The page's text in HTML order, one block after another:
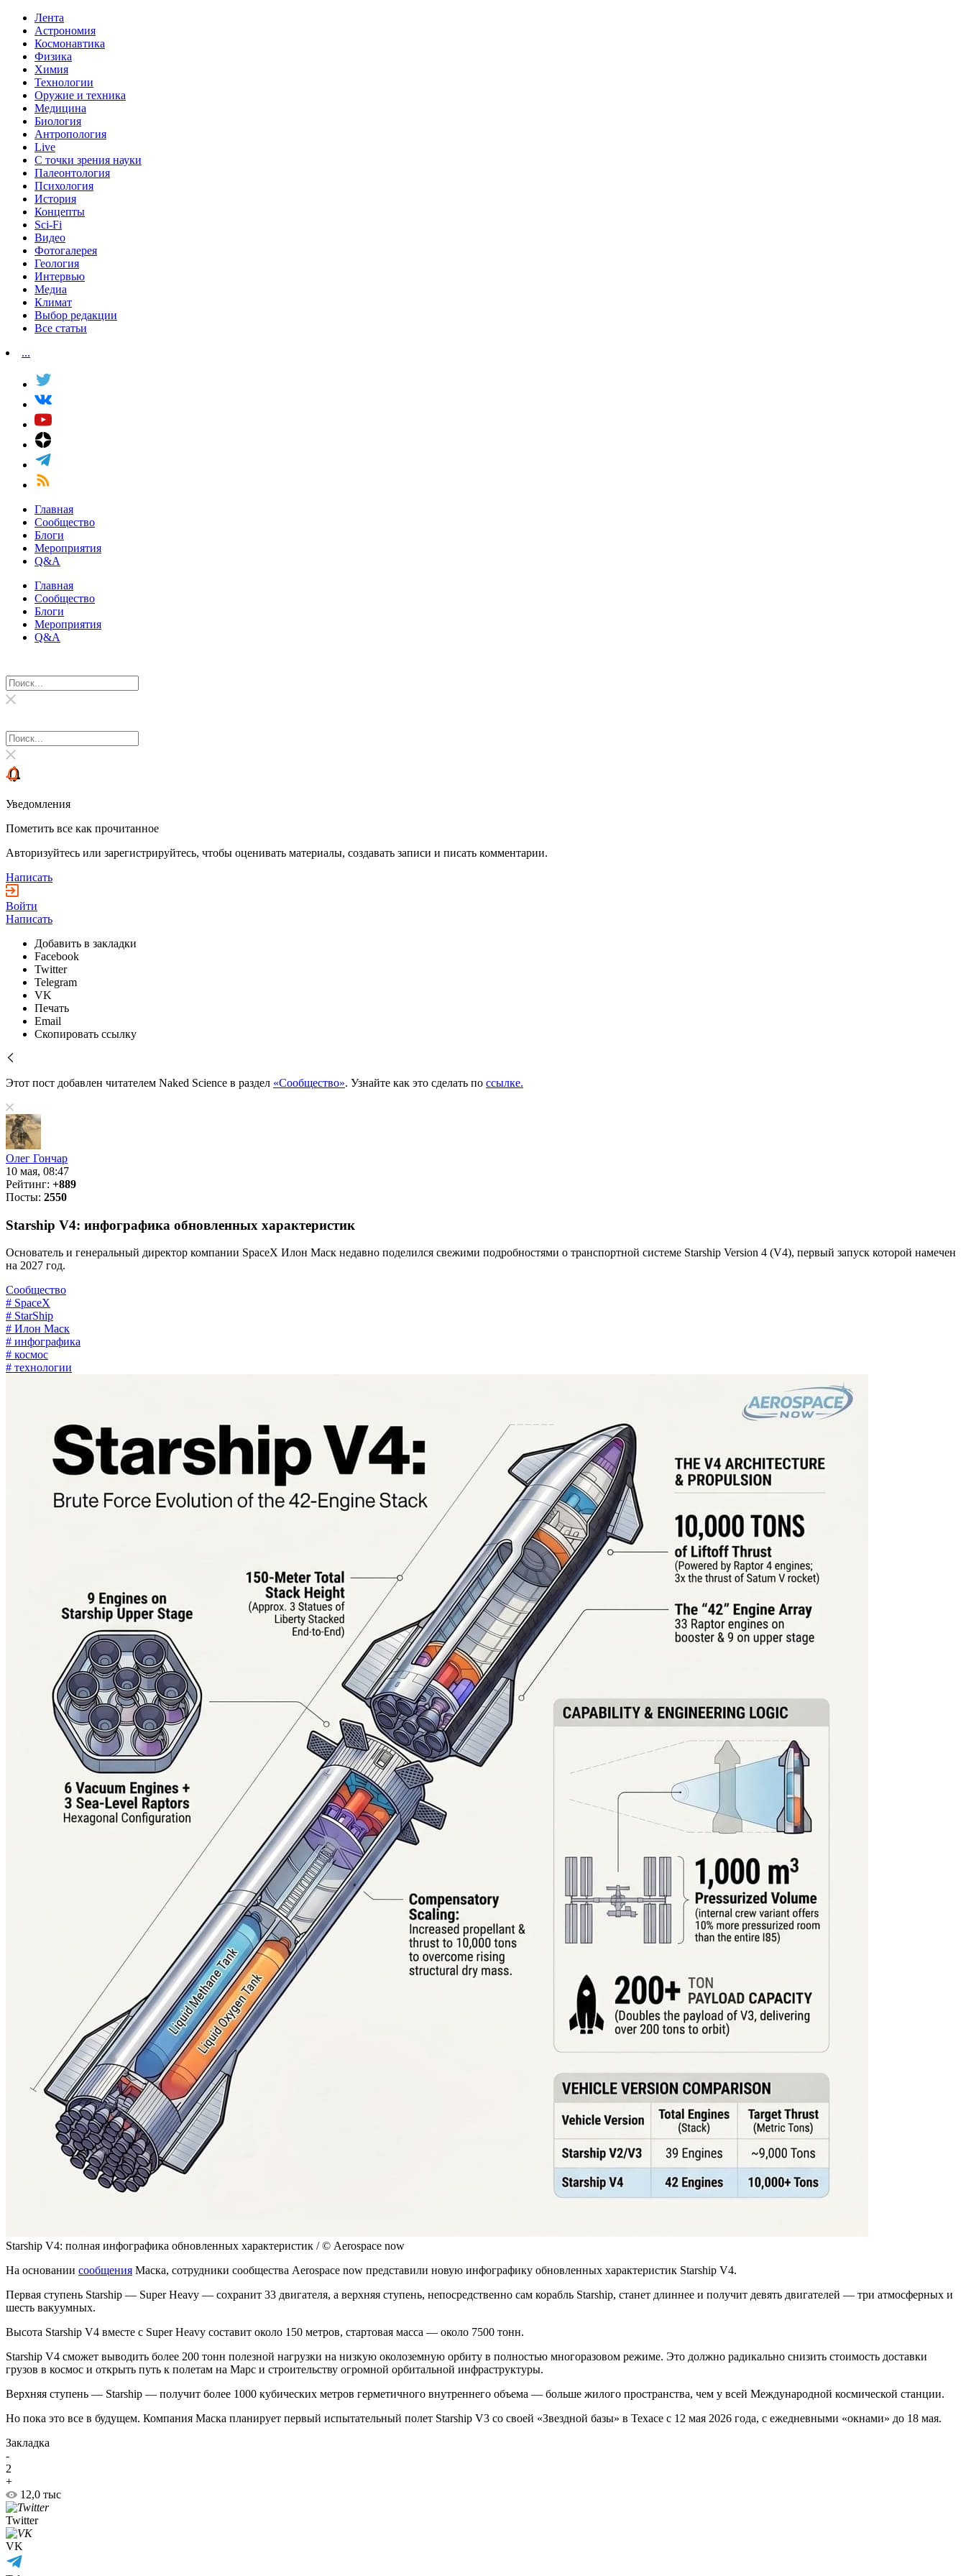
Лента
Астрономия
Космонавтика
Физика
Химия
Технологии
Оружие и техника
Медицина
Биология
Антропология
Live
С точки зрения науки
Палеонтология
Психология
История
Концепты
Sci-Fi
Видео
Фотогалерея
Геология
Интервью
Медиа
Климат
Выбор редакции
Все статьи
...
Главная
Сообщество
Блоги
Мероприятия
Q&A
Главная
Сообщество
Блоги
Мероприятия
Q&A
Уведомления
Пометить все как прочитанное
Авторизуйтесь или зарегистрируйтесь, чтобы оценивать материалы, создавать записи и писать комментарии.
Написать
Войти
Написать
Добавить в закладки
Facebook
Twitter
Telegram
VK
Печать
Email
Скопировать ссылку
Этот пост добавлен читателем Naked Science в раздел «Сообщество». Узнайте как это сделать по ссылке.
Олег Гончар
10 мая, 08:47
Рейтинг: +889
Посты: 2550
Starship V4: инфографика обновленных характеристик
Основатель и генеральный директор компании SpaceX Илон Маск недавно поделился свежими подробностями о транспортной системе Starship Version 4 (V4), первый запуск которой намечен
на 2027 год.
Сообщество
# SpaceX
# StarShip
# Илон Маск
# инфографика
# космос
# технологии
Starship V4: полная инфографика обновленных характеристик / © Aerospace now
На основании сообщения Маска, сотрудники сообщества Aerospace now представили новую инфографику обновленных характеристик Starship V4.
Первая ступень Starship — Super Heavy — сохранит 33 двигателя, а верхняя ступень, непосредственно сам корабль Starship, станет длиннее и получит девять двигателей — три атмосферных и
шесть вакуумных.
Высота Starship V4 вместе с Super Heavy составит около 150 метров, стартовая масса — около 7500 тонн.
Starship V4 сможет выводить более 200 тонн полезной нагрузки на низкую околоземную орбиту в полностью многоразовом режиме. Это должно радикально снизить стоимость доставки
грузов в космос и открыть путь к полетам на Марс и строительству огромной орбитальной инфраструктуры.
Верхняя ступень — Starship — получит более 1000 кубических метров герметичного внутреннего объема — больше жилого пространства, чем у всей Международной космической станции.
Но пока это все в будущем. Компания Маска планирует первый испытательный полет Starship V3 со своей «Звездной базы» в Техасе с 12 мая 2026 года, с ежедневными «окнами» до 18 мая.
Закладка
-
2
+
12,0 тыс
Twitter
VK